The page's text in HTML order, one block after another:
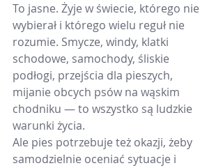
To jasne. Żyje w świecie, którego nie
wybierał i którego wielu reguł nie
rozumie. Smycze, windy, klatki
schodowe, samochody, śliskie
podłogi, przejścia dla pieszych,
mijanie obcych psów na wąskim
chodniku — to wszystko są ludzkie
warunki życia.
Ale pies potrzebuje też okazji, żeby
samodzielnie oceniać sytuacje i